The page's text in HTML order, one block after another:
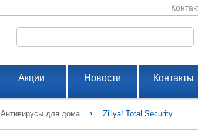
Акции Новости Контакты
Антивирусы для дома › Zillya! Total Security